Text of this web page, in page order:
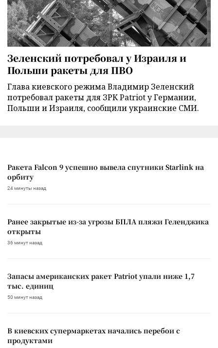
Зеленский потребовал у Израиля и
Польши ракеты для ПВО
Глава киевского режима Владимир Зеленский
потребовал ракеты для ЗРК Patriot у Германии,
Польши и Израиля, сообщили украинские СМИ.
Ракета Falcon 9 успешно вывела спутники Starlink на
орбиту
24 минуты назад
Ранее закрытые из-за угрозы БПЛА пляжи Геленджика
открыты
36 минут назад
Запасы американских ракет Patriot упали ниже 1,7
тыс. единиц
50 минут назад
В киевских супермаркетах начались перебои с
продуктами